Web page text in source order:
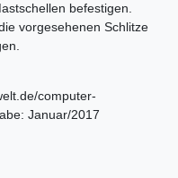
befestigen.
vorgesehenen Schlitze
computer-
Januar/2017